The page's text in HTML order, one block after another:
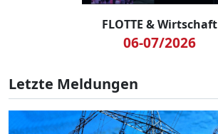
FLOTTE & Wirtschaft
06-07/2026
Letzte Meldungen